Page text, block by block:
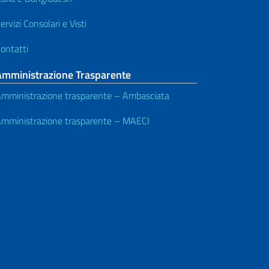
Consolari e Visti
Trasparente
trasparente – Ambasciata
trasparente – MAECI